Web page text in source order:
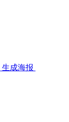
生成海报